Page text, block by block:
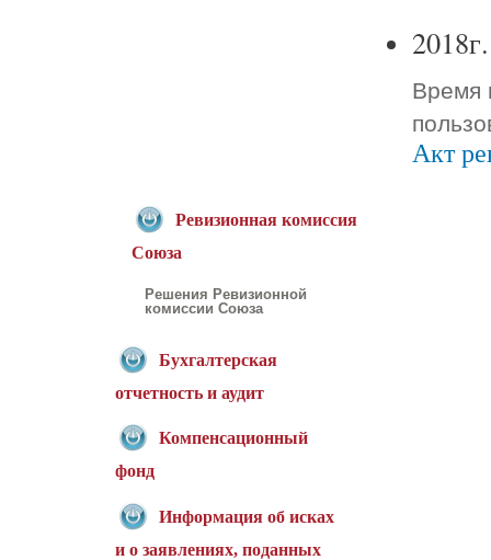
2018г.
Время
Акт
Ревизионная комиссия
Союза
Решения Ревизионной
комиссии Союза
Бухгалтерская
отчетность и аудит
Компенсационный
фонд
Информация об исках
и о заявлениях, поданных